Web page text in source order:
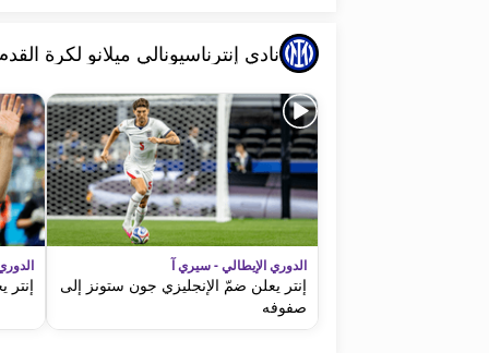
نادي إنترناسيونالي ميلانو لكرة
الدوري الإيطالي - سيري آ
إنتر يعلن ضمّ الإنجليزي جون ستونز إلى
صفوفه